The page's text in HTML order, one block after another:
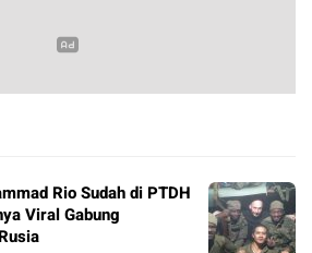
Rio Sudah di PTDH
Viral Gabung